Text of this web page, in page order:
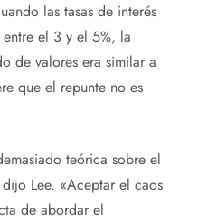
las tasas de interés
entre el 3 y el 5%, la
de valores era similar a
que el repunte no es
teórica sobre el
Lee. «Aceptar el caos
de abordar el